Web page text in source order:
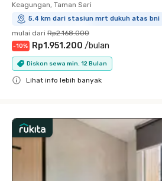
Keagungan, Taman Sari
5.4 km dari stasiun mrt dukuh atas bni
mulai dari Rp2.168.000
-10% Rp1.951.200 /bulan
Diskon sewa min. 12 Bulan
Lihat info lebih banyak